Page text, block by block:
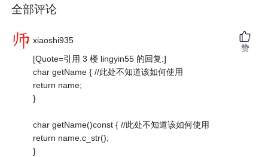
全部评论
xiaoshi935
[Quote=引用 3 楼 lingyin55 的回复:]
char getName { //此处不知道该如何使用
return name;
}
char getName()const { //此处不知道该如何使用
return name.c_str();
}
赞